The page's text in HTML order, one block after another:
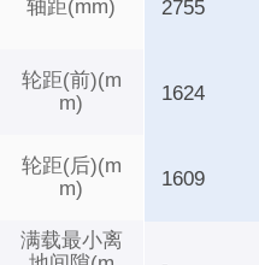
轴距(mm)
轮距(前)(m
m)
轮距(后)(m
m)
满载最小离
2755
1624
1609